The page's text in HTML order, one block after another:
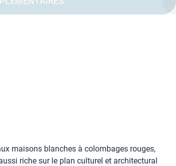
maisons blanches à colombages rouges,
riche sur le plan culturel et architectural